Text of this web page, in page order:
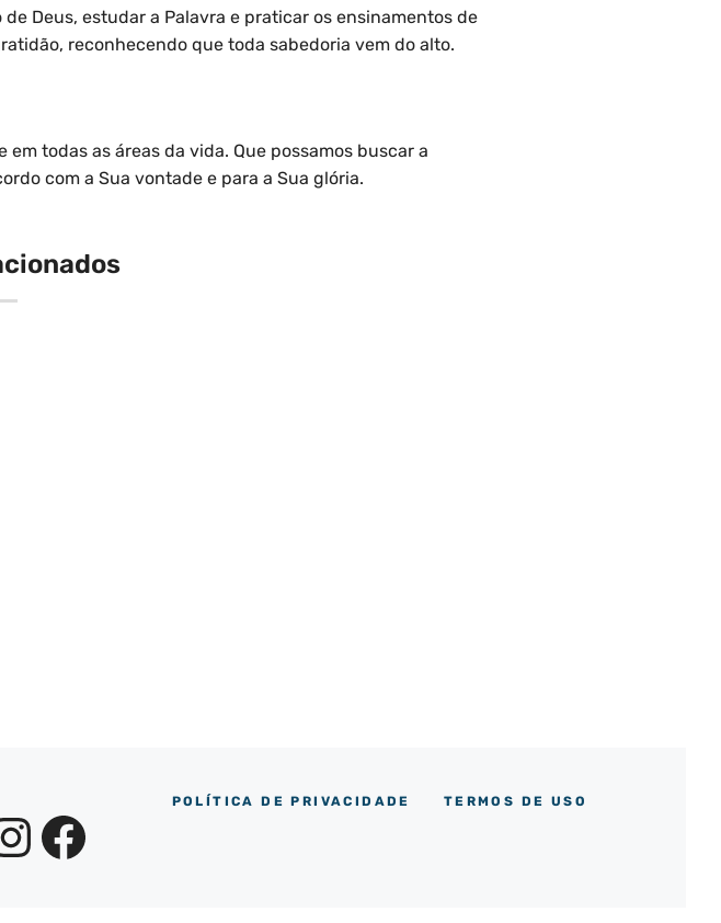
Deus, estudar a Palavra e praticar os ensinamentos de
reconhecendo que toda sabedoria vem do alto.
todas as áreas da vida. Que possamos buscar a
com a Sua vontade e para a Sua glória.
POLÍTICA DE PRIVACIDADE TERMOS DE USO
Facebook